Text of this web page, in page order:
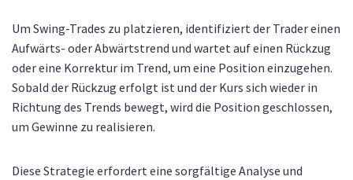
Um Swing-Trades zu platzieren, identifiziert der Trader einen
Aufwärts- oder Abwärtstrend und wartet auf einen Rückzug
oder eine Korrektur im Trend, um eine Position einzugehen.
Sobald der Rückzug erfolgt ist und der Kurs sich wieder in
Richtung des Trends bewegt, wird die Position geschlossen,
um Gewinne zu realisieren.
Diese Strategie erfordert eine sorgfältige Analyse und